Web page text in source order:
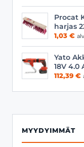
Procat
harjas
1,03 €
Yato
18V 4.0
112,39 €
MYYDYIMMÄT